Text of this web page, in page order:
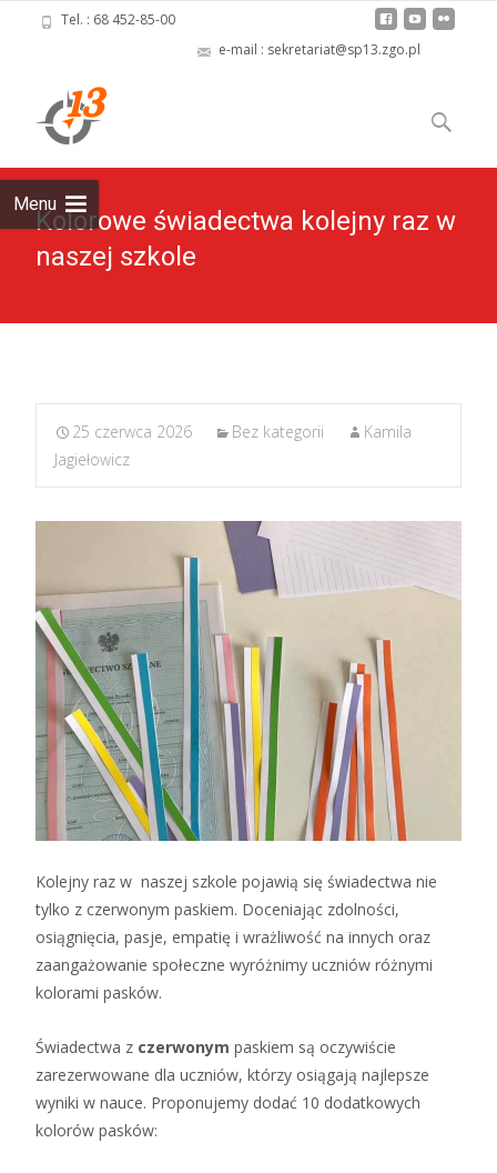
Tel. : 68 452-85-00
e-mail : sekretariat@sp13.zgo.pl
Menu
to
content
Szukaj:
Kolorowe świadectwa kolejny raz w
naszej szkole
25 czerwca 2026 Bez kategorii
Kamila
Jagiełowicz
Kolejny raz w naszej szkole pojawią się świadectwa nie
tylko z czerwonym paskiem. Doceniając zdolności,
osiągnięcia, pasje, empatię i wrażliwość na innych oraz
zaangażowanie społeczne wyróżnimy uczniów różnymi
kolorami pasków.
Świadectwa z czerwonym paskiem są oczywiście
zarezerwowane dla uczniów, którzy osiągają najlepsze
wyniki w nauce. Proponujemy dodać 10 dodatkowych
kolorów pasków: